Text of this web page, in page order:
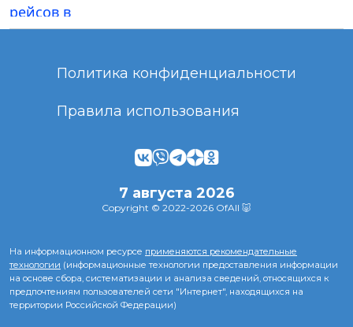
Политика конфиденциальности
Правила использования
7 августа 2026
Copyright © 2022-2026 OfAll 🐷
На информационном ресурсе применяются рекомендательные
технологии (информационные технологии предоставления информации
на основе сбора, систематизации и анализа сведений, относящихся к
предпочтениям пользователей сети "Интернет", находящихся на
территории Российской Федерации)